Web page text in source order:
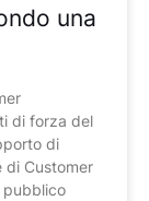
una
di forza del
di
di Customer
pubblico